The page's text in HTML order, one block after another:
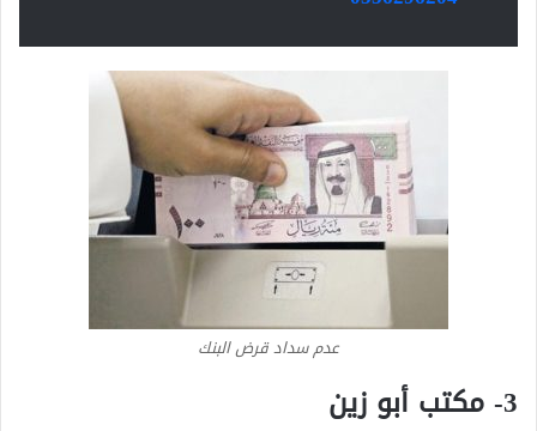
عدم سداد قرض البنك
3- مكتب أبو زين